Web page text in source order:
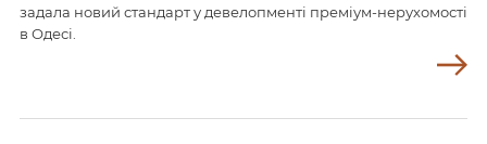
задала новий стандарт у девелопменті преміум-нерухомості
в Одесі.